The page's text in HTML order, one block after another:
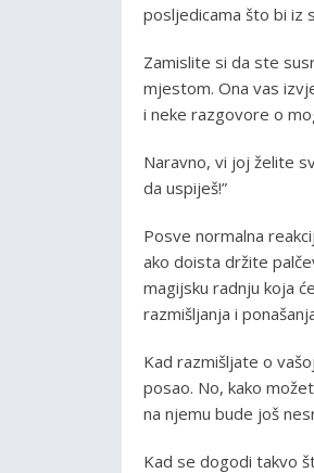
posljedicama što bi iz
Zamislite si da ste
mjestom. Ona vas
i neke razgovore o
Naravno, vi joj želite
da uspiješ!”
Posve normalna
ako doista držite
magijsku radnju koja
razmišljanja i
Kad razmišljate o
posao. No, kako
na njemu bude još
Kad se dogodi takvo